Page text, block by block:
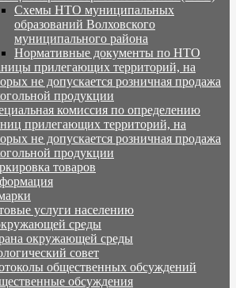
Схемы НТО муниципальных
образований Волховского
муниципального района
Нормативные документы по НТО
прилегающих территорий, на
не допускается розничная продажа
продукции
комиссия по определению
прилегающих территорий, на
не допускается розничная продажа
продукции
товаров
услуги населению
среды
окружающей среды
совет
общественных обсуждений
обсуждения